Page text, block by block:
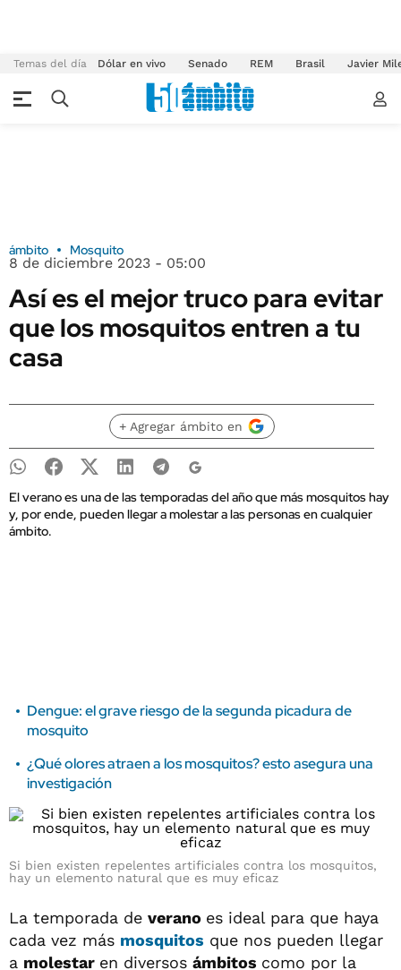
Temas del día Dólar en vivo Senado REM Brasil Javier
ámbito Mosquito
8 de diciembre 2023 - 05:00
Así es el mejor truco para evitar
que los mosquitos entren a tu
casa
+ Agregar ámbito en
El verano es una de las temporadas del año que más mosquitos hay
y, por ende, pueden llegar a molestar a las personas en cualquier
ámbito.
Dengue: el grave riesgo de la segunda picadura de
mosquito
¿Qué olores atraen a los mosquitos? esto asegura una
investigación
Si bien existen repelentes artificiales contra los mosquitos,
hay un elemento natural que es muy eficaz
La temporada de verano es ideal para que haya
cada vez más mosquitos que nos pueden llegar
a molestar en diversos ámbitos como por la